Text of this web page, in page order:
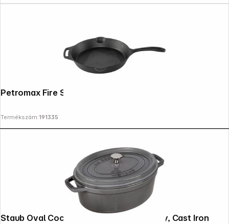
Termékszám:191335
Staub Oval Cocotte, 29cm Graphite Grey, Cast Iron
Copyright © 2000 - 2026 DIFOX. All rights reserved.